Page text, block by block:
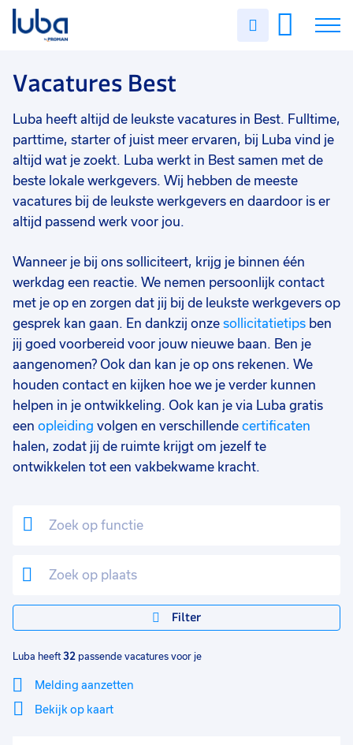
Uren
Vacatures
Over ons
Voor werkgevers
Contact
Vacatures Best
Luba heeft altijd de leukste vacatures in Best. Fulltime,
parttime, starter of juist meer ervaren, bij Luba vind je
altijd wat je zoekt. Luba werkt in Best samen met de
beste lokale werkgevers. Wij hebben de meeste
vacatures bij de leukste werkgevers en daardoor is er
altijd passend werk voor jou.
Wanneer je bij ons solliciteert, krijg je binnen één
werkdag een reactie. We nemen persoonlijk contact
met je op en zorgen dat jij bij de leukste werkgevers op
gesprek kan gaan. En dankzij onze sollicitatietips ben
jij goed voorbereid voor jouw nieuwe baan. Ben je
aangenomen? Ook dan kan je op ons rekenen. We
houden contact en kijken hoe we je verder kunnen
helpen in je ontwikkeling. Ook kan je via Luba gratis
een opleiding volgen en verschillende certificaten
halen, zodat jij de ruimte krijgt om jezelf te
ontwikkelen tot een vakbekwame kracht.
Filter
Filter vacatures
Vakgebied 0
Magazijn/logistiek
Techniek
Commercieel 2
Transport/chauffeurs
Financieel 1
Facilitair
Opleidingsniveau 0
Mbo 30
Vmbo 2
Soort contract
Vast 5
Tijdelijk 3
Uren per week 0
25 - 32 uur 6
Luba heeft 32 passende vacatures voor je
Melding aanzetten
Bekijk op kaart